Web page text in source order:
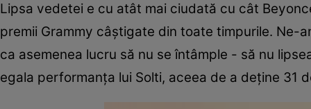
Lipsa vedetei e cu atât mai ciudată cu cât
premii Grammy câștigate din toate timpurile.
ca asemenea lucru să nu se întâmple - să nu
egala performanța lui Solti, aceea de a deține 31